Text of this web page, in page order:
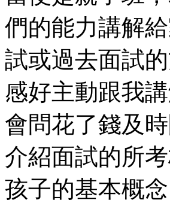
們的能力講解
試或過去面試
感好主動跟我
會問花了錢及
介紹面試的所
孩子的基本概